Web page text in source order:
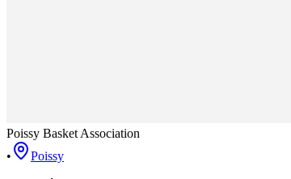
Poissy Basket Association
•
Poissy